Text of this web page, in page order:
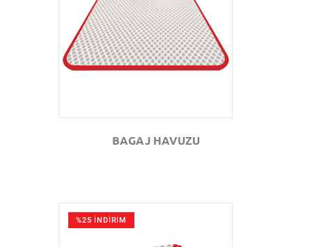
GÖZAT
BAGAJ HAVUZU
%25 İNDİRİM